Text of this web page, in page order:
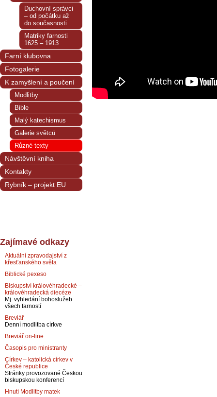
Duchovní správci
– od počátku až
do současnosti
Matriky farnosti
1625 – 1913
Farní klubovna
Fotogalerie
K zamyšlení a poučení
Modlitby
Bible
Malý katechismus
Galerie světců
Různé texty
Návštěvní kniha
Kontakty
Rybník – projekt EU
Zajímavé odkazy
Aktuální zpravodajství z
křesťanského světa
Biblické pexeso
Biskupství královéhradecké –
královéhradecká diecéze
Mj. vyhledání bohoslužeb
všech farností
Breviář
Denní modlitba církve
Breviář on-line
Časopis pro ministranty
Církev – katolická církev v
České republice
Stránky provozované Českou
biskupskou konferencí
Hnutí Modlitby matek